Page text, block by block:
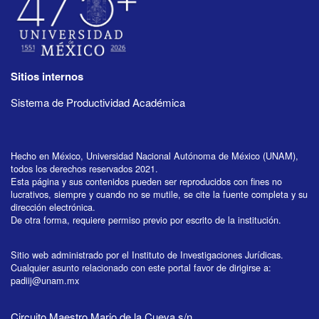
Sitios internos
Sistema de Productividad Académica
Hecho en México, Universidad Nacional Autónoma de México (UNAM),
todos los derechos reservados 2021.
Esta página y sus contenidos pueden ser reproducidos con fines no
lucrativos, siempre y cuando no se mutile, se cite la fuente completa y su
dirección electrónica.
De otra forma, requiere permiso previo por escrito de la institución.
Sitio web administrado por el Instituto de Investigaciones Jurídicas.
Cualquier asunto relacionado con este portal favor de dirigirse a:
padiij@unam.mx